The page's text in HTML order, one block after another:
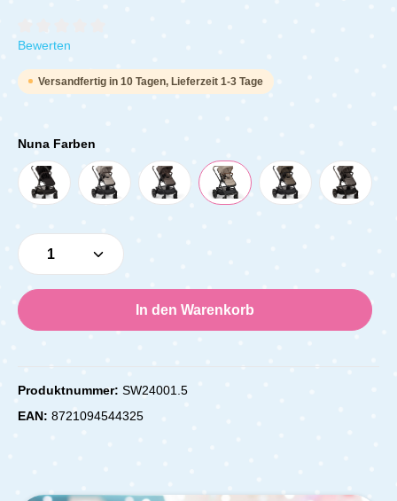
Durchschnittliche Bewertung von 0 von 5 Sternen
Bewerten
Versandfertig in 10 Tagen, Lieferzeit 1-3 Tage
Nuna Farben
Produkt Anzahl: Gib den gewünschten
In den Warenkorb
Produktnummer: SW24001.5
EAN: 8721094544325